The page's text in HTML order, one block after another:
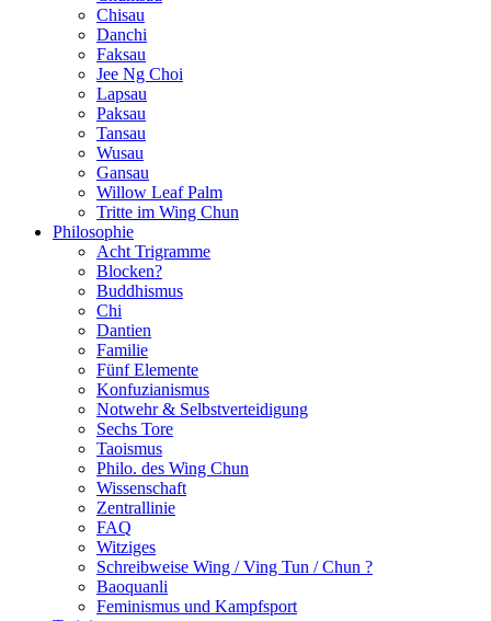
Chisau
Danchi
Faksau
Jee Ng Choi
Lapsau
Paksau
Tansau
Wusau
Gansau
Willow Leaf Palm
Tritte im Wing Chun
Philosophie
Acht Trigramme
Blocken?
Buddhismus
Chi
Dantien
Familie
Fünf Elemente
Konfuzianismus
Notwehr & Selbstverteidigung
Sechs Tore
Taoismus
Philo. des Wing Chun
Wissenschaft
Zentrallinie
FAQ
Witziges
Schreibweise Wing / Ving Tun / Chun ?
Baoquanli
Feminismus und Kampfsport